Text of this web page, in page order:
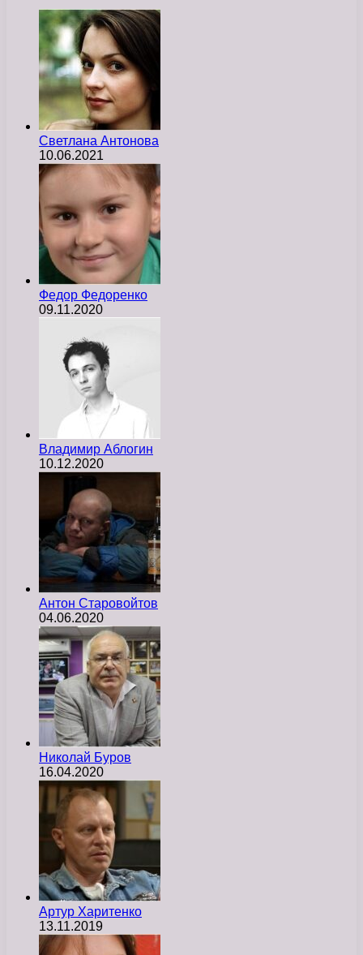
Светлана Антонова
10.06.2021
Федор Федоренко
09.11.2020
Владимир Аблогин
10.12.2020
Антон Старовойтов
04.06.2020
Николай Буров
16.04.2020
Артур Харитенко
13.11.2019